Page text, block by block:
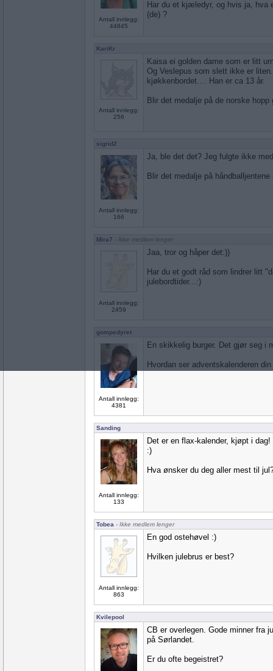
Antall innlegg:
44845
Har du et kjæledyr, og hvis ja, hva
(de) ?
KariKr
Antall innlegg:
256
Kaisa ei golden dame som er litt
Og Veslepus som slett ikke er
kjøkkenbordet.... Han er ca 13 år.
Blir det medalje på de norske hopp
sigrid2
Antall innlegg:
166
Ja, ble det det? Jeg fulgte ikke
Blir det medalje på håndballjentene
Mira7 - Ikke medlem lenger
Antall innlegg:
2459
Jaa, tror og håper det:))
Har du et godt råd som lindrer litt
julebordtider...:)
gompedyret
Antall innlegg:
4381
En skikkelig burger. Det gjør seg i
Hvordan ser adventskalenderen
Sanding
Antall innlegg:
133
Det er en flax-kalender, kjøpt i
:)
Hva ønsker du deg aller mest til
Tobea - Ikke medlem lenger
Antall innlegg:
863
En god ostehøvel :)
Hvilken julebrus er best?
Kvilepool
CB er overlegen. Gode minner fra
på Sørlandet.
Er du ofte begeistret?